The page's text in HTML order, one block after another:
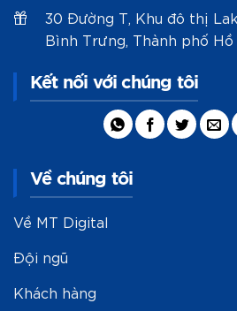
30 Đường T, Khu đô thị
Bình Trưng, Thành phố
Kết nối với chúng tôi
Về chúng tôi
Về MT Digital
Đội ngũ
Khách hàng